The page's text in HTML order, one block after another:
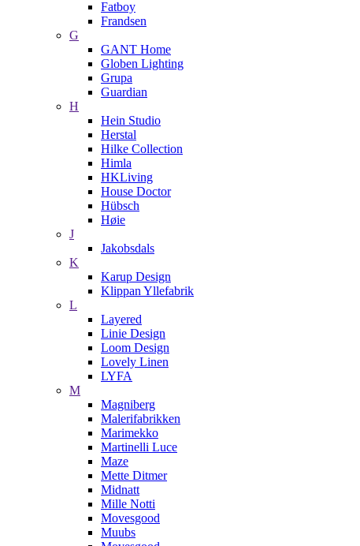
Fatboy
Frandsen
G
GANT Home
Globen Lighting
Grupa
Guardian
H
Hein Studio
Herstal
Hilke Collection
Himla
HKLiving
House Doctor
Hübsch
Høie
J
Jakobsdals
K
Karup Design
Klippan Yllefabrik
L
Layered
Linie Design
Loom Design
Lovely Linen
LYFA
M
Magniberg
Malerifabrikken
Marimekko
Martinelli Luce
Maze
Mette Ditmer
Midnatt
Mille Notti
Movesgood
Muubs